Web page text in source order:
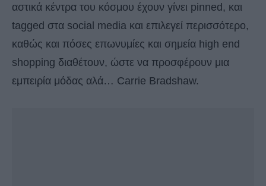
αστικά κέντρα του κόσμου έχουν γίνει pinned, και
tagged στα social media και επιλεγεί περισσότερο,
καθώς και πόσες επωνυμίες και σημεία high end
shopping διαθέτουν, ώστε να προσφέρουν μια
εμπειρία μόδας αλά… Carrie Bradshaw.